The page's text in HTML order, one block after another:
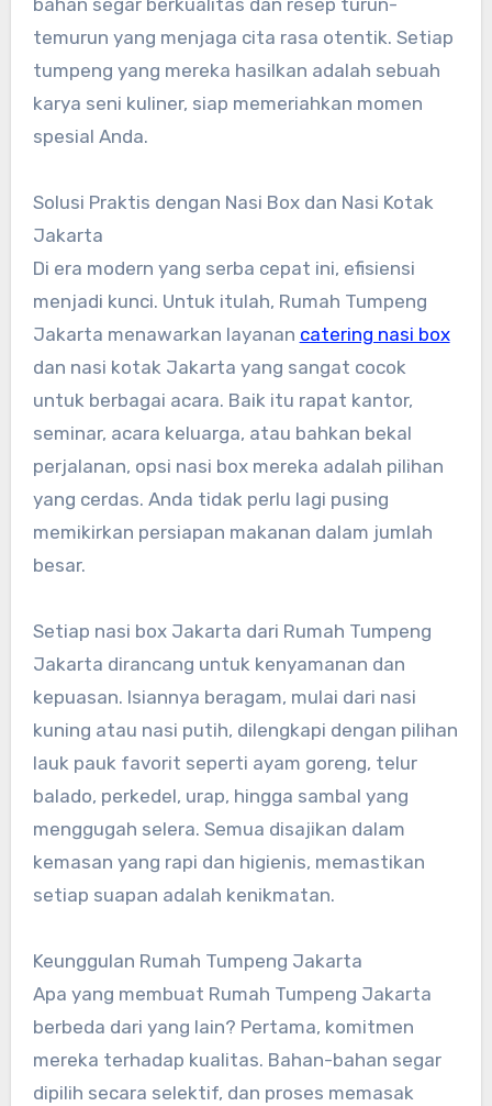
bahan segar berkualitas dan resep turun-
temurun yang menjaga cita rasa otentik. Setiap
tumpeng yang mereka hasilkan adalah sebuah
karya seni kuliner, siap memeriahkan momen
spesial Anda.
Solusi Praktis dengan Nasi Box dan Nasi Kotak
Jakarta
Di era modern yang serba cepat ini, efisiensi
menjadi kunci. Untuk itulah, Rumah Tumpeng
Jakarta menawarkan layanan catering nasi box
dan nasi kotak Jakarta yang sangat cocok
untuk berbagai acara. Baik itu rapat kantor,
seminar, acara keluarga, atau bahkan bekal
perjalanan, opsi nasi box mereka adalah pilihan
yang cerdas. Anda tidak perlu lagi pusing
memikirkan persiapan makanan dalam jumlah
besar.
Setiap nasi box Jakarta dari Rumah Tumpeng
Jakarta dirancang untuk kenyamanan dan
kepuasan. Isiannya beragam, mulai dari nasi
kuning atau nasi putih, dilengkapi dengan pilihan
lauk pauk favorit seperti ayam goreng, telur
balado, perkedel, urap, hingga sambal yang
menggugah selera. Semua disajikan dalam
kemasan yang rapi dan higienis, memastikan
setiap suapan adalah kenikmatan.
Keunggulan Rumah Tumpeng Jakarta
Apa yang membuat Rumah Tumpeng Jakarta
berbeda dari yang lain? Pertama, komitmen
mereka terhadap kualitas. Bahan-bahan segar
dipilih secara selektif, dan proses memasak